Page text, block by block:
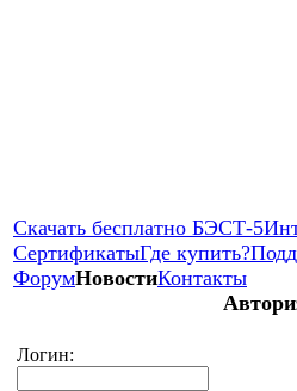
Скачать бесплатно БЭСТ-5
СертификатыГде купить?
ФорумНовостиКонтакты
Логин: